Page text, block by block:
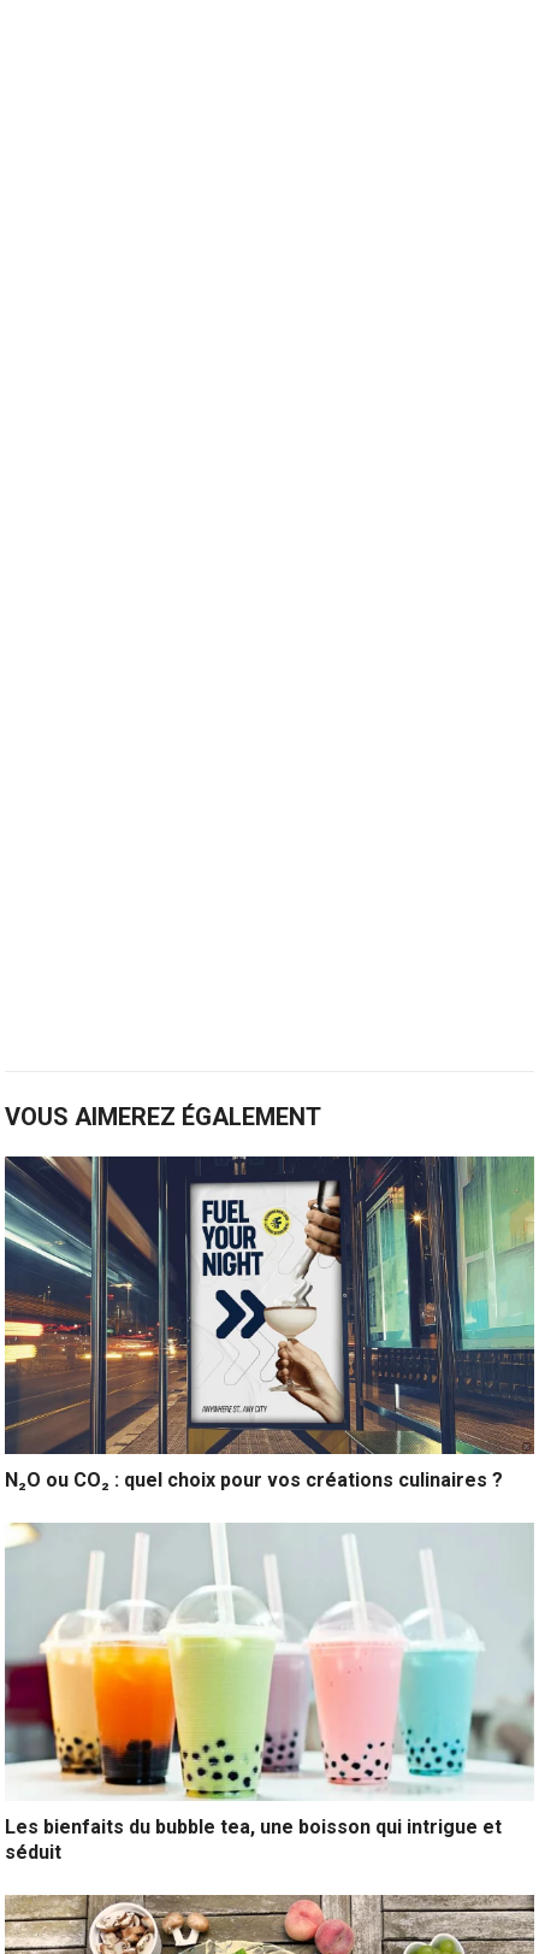
VOUS AIMEREZ ÉGALEMENT
N₂O ou CO₂ : quel choix pour vos créations culinaires ?
Les bienfaits du bubble tea, une boisson qui intrigue et
séduit